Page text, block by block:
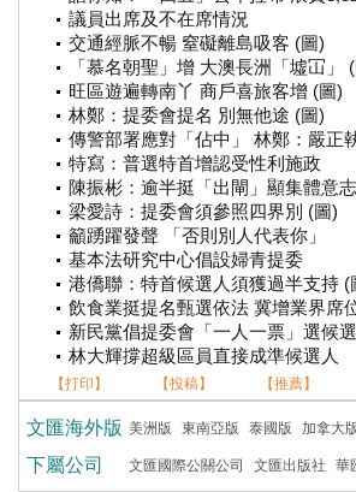
議員出席及不在席情況
交通經脈不暢 窒礙離島吸客 (圖)
「慕名朝聖」增 大澳長洲「墟冚」
旺區遊遍轉南丫 商戶喜旅客增 (圖)
林鄭：提委會提名 別無他途 (圖)
傳警部署應對「佔中」 林鄭：嚴正
特寫：普選特首增認受性利施政
陳振彬：逾半挺「出閘」顯集體意志
梁愛詩：提委會須參照四界別 (圖)
籲踴躍發聲 「否則別人代表你」
基本法研究中心倡設婦青提委
港僑聯：特首候選人須獲過半支持 (
飲食業挺提名甄選依法 冀增業界席
新民黨倡提委會「一人一票」選候
林大輝撐超級區員直接成準候選人
【打印】 【投稿】 【推薦】
文匯海外版 美洲版 東南亞版 泰國版 加拿大
下屬公司 文匯國際公關公司 文匯出版社 華